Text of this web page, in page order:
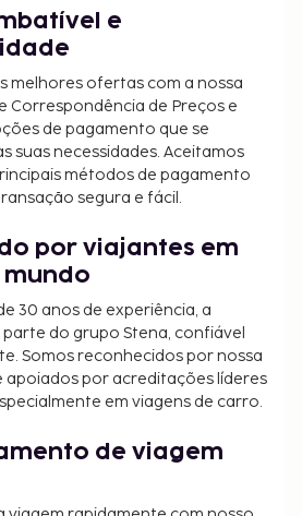
Wi-fi grátis.
lhe o pagamento dos
incluir os impostos
3.00 EUR por pessoa, por
de 3 noites. Este
a crianças com menos
que o alojamento nos
por estadia
não estar completa. As taxas e
não incluir impostos e estão
alojadas, incluindo crianças,
durante o registo de
e
melhores ofertas com a nossa
Correspondência de Preços e
de pagamento que se
suas necessidades. Aceitamos
métodos de pagamento
segura e fácil.
por viajantes em
30 anos de experiência, a
do grupo Stena, confiável
Somos reconhecidos por nossa
apoiados por acreditações líderes
em viagens de carro.
de viagem